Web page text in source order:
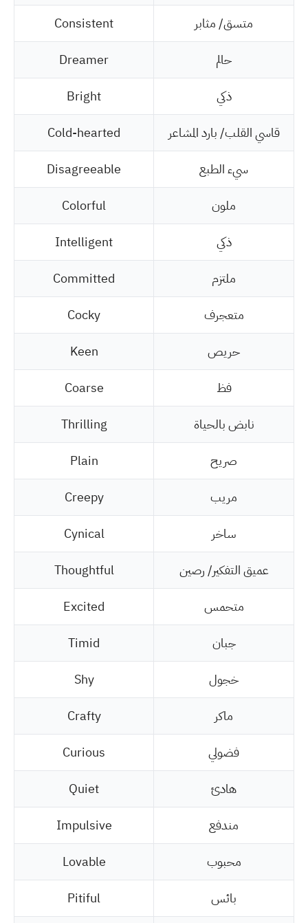
متسق/ مثابر
Consistent
حالم
Dreamer
ذكي
Bright
قاسي القلب/ بارد المشاعر
Cold-hearted
سيء الطبع
Disagreeable
ملون
Colorful
ذكي
Intelligent
ملتزم
Committed
متعجرف
Cocky
حريص
Keen
فظ
Coarse
نابض بالحياة
Thrilling
صريح
Plain
مريب
Creepy
ساخر
Cynical
عميق التفكير/ رصين
Thoughtful
متحمس
Excited
جبان
Timid
خجول
Shy
ماكر
Crafty
فضولي
Curious
هادئ
Quiet
مندفع
Impulsive
محبوب
Lovable
بائس
Pitiful